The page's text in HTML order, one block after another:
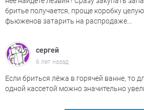
бритье получается, проще коробку
фьюженов затарить на распродаже...
сергей
6 лет назад
Если бриться лёжа в горячей ванне, то
одной кассетой можно значительно